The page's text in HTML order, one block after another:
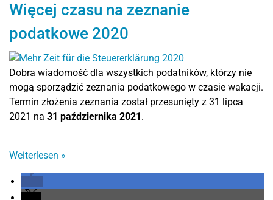
Więcej czasu na zeznanie
podatkowe 2020
Dobra wiadomość dla wszystkich podatników, którzy nie
mogą sporządzić zeznania podatkowego w czasie wakacji.
Termin złożenia zeznania został przesunięty z 31 lipca
2021 na 31 października 2021.
Weiterlesen »